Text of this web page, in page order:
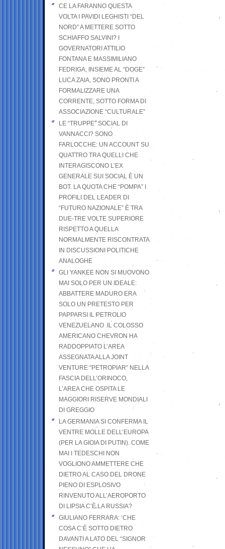
CE LA FARANNO QUESTA
VOLTA I PAVIDI LEGHISTI “DEL
NORD” A METTERE SOTTO
SCHIAFFO SALVINI? I
GOVERNATORI ATTILIO
FONTANA E MASSIMILIANO
FEDRIGA, INSIEME AL “DOGE”
LUCA ZAIA, SONO PRONTI A
FORMALIZZARE UNA
CORRENTE, SOTTO FORMA DI
ASSOCIAZIONE “CULTURALE”
LE “TRUPPE” SOCIAL DI
VANNACCI? SONO
FARLOCCHE: UN ACCOUNT SU
QUATTRO TRA QUELLI CHE
INTERAGISCONO L’EX
GENERALE SUI SOCIAL È UN
BOT. LA QUOTA CHE “POMPA” I
PROFILI DEL LEADER DI
“FUTURO NAZIONALE” È TRA
DUE-TRE VOLTE SUPERIORE
RISPETTO A QUELLA
NORMALMENTE RISCONTRATA
IN DISCUSSIONI POLITICHE
ANALOGHE
GLI YANKEE NON SI MUOVONO
MAI SOLO PER UN IDEALE:
ABBATTERE MADURO ERA
SOLO UN PRETESTO PER
PAPPARSI IL PETROLIO
VENEZUELANO .IL COLOSSO
AMERICANO CHEVRON HA
RADDOPPIATO L’AREA
ASSEGNATA ALLA JOINT
VENTURE “PETROPIAR” NELLA
FASCIA DELL’ORINOCO,
L’AREA CHE OSPITA LE
MAGGIORI RISERVE MONDIALI
DI GREGGIO
LA GERMANIA SI CONFERMA IL
VENTRE MOLLE DELL’EUROPA
(PER LA GIOIA DI PUTIN). COME
MAI I TEDESCHI NON
VOGLIONO AMMETTERE CHE
DIETRO AL CASO DEL DRONE
PIENO DI ESPLOSIVO
RINVENUTO ALL’AEROPORTO
DI LIPSIA C’È LA RUSSIA?
GIULIANO FERRARA: ’CHE
COSA C’È SOTTO DIETRO
DAVANTI A LATO DEL “SIGNOR